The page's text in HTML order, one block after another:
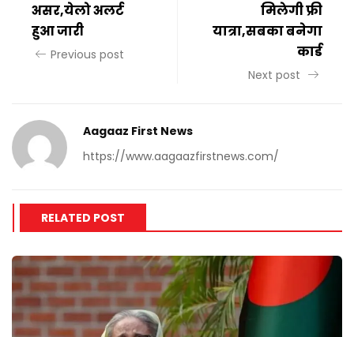
असर,येलो अलर्ट
हुआ जारी
Previous post
मिलेगी फ्री
यात्रा,सबका बनेगा
कार्ड
Next post
Aagaaz First News
https://www.aagaazfirstnews.com/
RELATED POST